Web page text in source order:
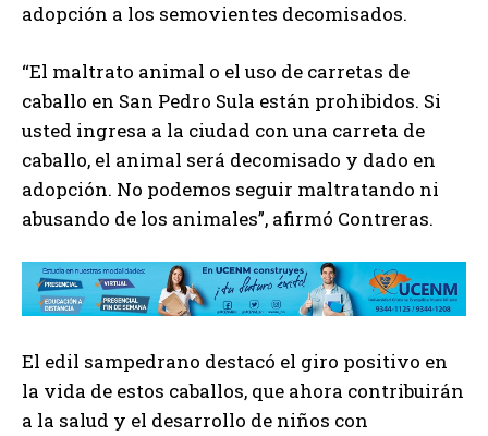
adopción a los semovientes decomisados.
“El maltrato animal o el uso de carretas de
caballo en San Pedro Sula están prohibidos. Si
usted ingresa a la ciudad con una carreta de
caballo, el animal será decomisado y dado en
adopción. No podemos seguir maltratando ni
abusando de los animales”, afirmó Contreras.
El edil sampedrano destacó el giro positivo en
la vida de estos caballos, que ahora contribuirán
a la salud y el desarrollo de niños con